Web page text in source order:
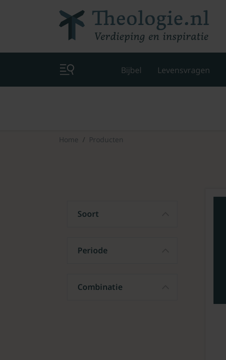
Bijbel Levensvragen
Home Producten
Soort
Periode
Combinatie